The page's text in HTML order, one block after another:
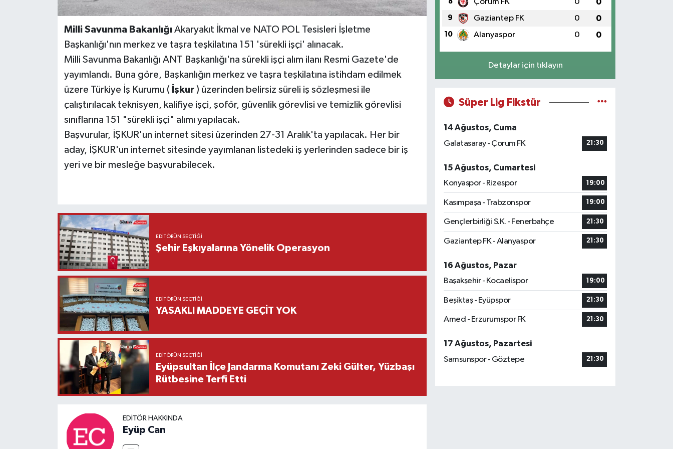
Milli Savunma BakanlığıAkaryakıt İkmal ve NATO POL Tesisleri İşletme
Başkanlığı'nın merkez ve taşra teşkilatına 151 'sürekli işçi' alınacak.
Milli Savunma Bakanlığı ANT Başkanlığı'na sürekli işçi alım ilanı Resmi Gazete'de
yayımlandı. Buna göre, Başkanlığın merkez ve taşra teşkilatına istihdam edilmek
üzere Türkiye İş Kurumu ( İşkur) üzerinden belirsiz süreli iş sözleşmesi ile
çalıştırılacak teknisyen, kalifiye işçi, şoför, güvenlik görevlisi ve temizlik görevlisi
sınıflarına 151 "sürekli işçi" alımı yapılacak.
Başvurular, İŞKUR'un internet sitesi üzerinden 27-31 Aralık'ta yapılacak. Her bir
aday, İŞKUR'un internet sitesinde yayımlanan listedeki iş yerlerinden sadece bir iş
yeri ve bir mesleğe başvurabilecek.
EDITÖRÜN SEÇTIĞI
Şehir Eşkıyalarına Yönelik Operasyon
EDITÖRÜN SEÇTIĞI
YASAKLI MADDEYE GEÇİT YOK
EDITÖRÜN SEÇTIĞI
Eyüpsultan İlçe Jandarma Komutanı Zeki Gülter, Yüzbaşı
Rütbesine Terfi Etti
EDITÖR HAKKINDA
Eyüp Can
Çorum FK 0 0
9 Gaziantep FK 0 0
10 Alanyaspor 0 0
Detaylar için tıklayın
Süper Lig Fikstür
14 Ağustos, Cuma
Galatasaray - Çorum FK
21:30
15 Ağustos, Cumartesi
Konyaspor - Rizespor
19:00
Kasımpaşa - Trabzonspor 19:00
Gençlerbirliği S.K. - Fenerbahçe 21:30
Gaziantep FK - Alanyaspor 21:30
16 Ağustos, Pazar
Başakşehir - Kocaelispor
19:00
Beşiktaş - Eyüpspor 21:30
Amed - Erzurumspor FK 21:30
17 Ağustos, Pazartesi
Samsunspor - Göztepe
21:30